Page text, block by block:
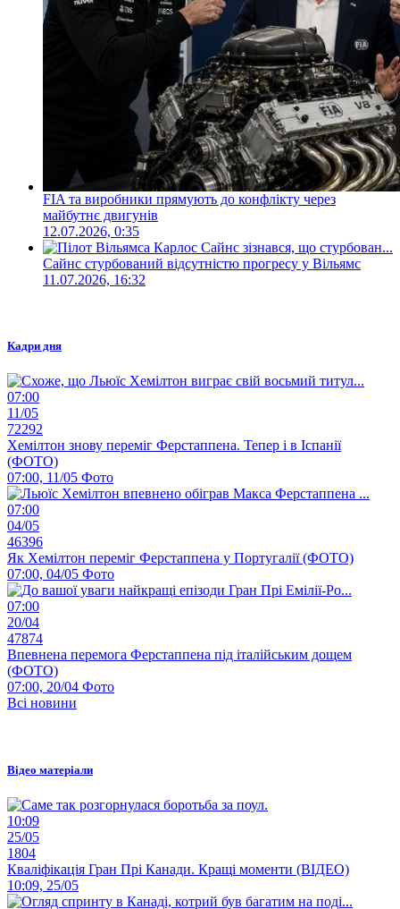
FIA та виробники прямують до конфлікту через
майбутнє двигунів
12.07.2026, 0:35
Сайнс стурбований відсутністю прогресу у Вільямс
11.07.2026, 16:32
Кадри дня
07:00
11/05
72292
Хемілтон знову переміг Ферстаппена. Тепер і в Іспанії
(ФОТО)
07:00, 11/05 Фото
07:00
04/05
46396
Як Хемілтон переміг Ферстаппена у Португалії (ФОТО)
07:00, 04/05 Фото
07:00
20/04
47874
Впевнена перемога Ферстаппена під італійським дощем
(ФОТО)
07:00, 20/04 Фото
Всі новини
Відео матеріали
10:09
25/05
1804
Кваліфікація Гран Прі Канади. Кращі моменти (ВІДЕО)
10:09, 25/05